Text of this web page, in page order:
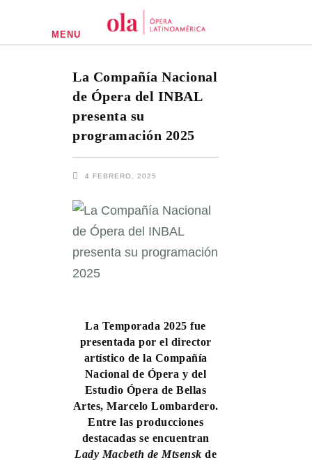
MENU
La Compañía Nacional
de Ópera del INBAL
presenta su
programación 2025
4 FEBRERO, 2025
La Temporada 2025 fue
presentada por el director
artístico de la Compañía
Nacional de Ópera y del
Estudio Ópera de Bellas
Artes, Marcelo Lombardero.
Entre las producciones
destacadas se encuentran
Lady Macbeth de Mtsensk de